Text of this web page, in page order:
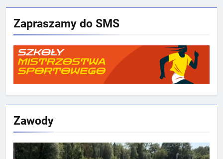
Zapraszamy do SMS
Zawody